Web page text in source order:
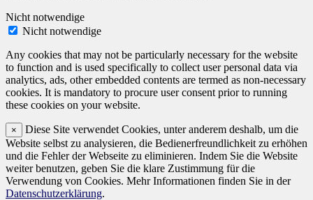
Nicht notwendige
Nicht notwendige
Any cookies that may not be particularly necessary for the website
to function and is used specifically to collect user personal data via
analytics, ads, other embedded contents are termed as non-necessary
cookies. It is mandatory to procure user consent prior to running
these cookies on your website.
×
Diese Site verwendet Cookies, unter anderem deshalb, um die
Website selbst zu analysieren, die Bedienerfreundlichkeit zu erhöhen
und die Fehler der Webseite zu eliminieren. Indem Sie die Website
weiter benutzen, geben Sie die klare Zustimmung für die
Verwendung von Cookies. Mehr Informationen finden Sie in der
Datenschutzerklärung.